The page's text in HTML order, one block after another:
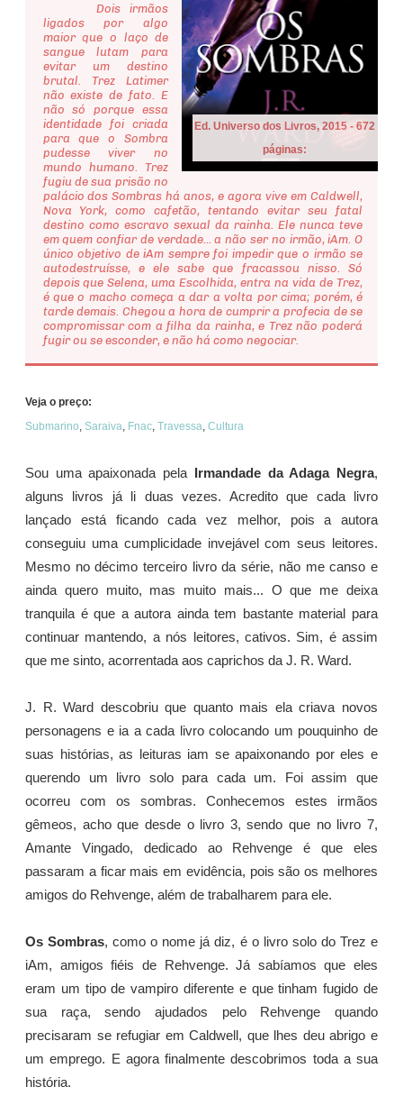
Ed. Universo dos Livros, 2015 - 672
páginas:
Dois irmãos
ligados por algo
maior que o laço de
sangue lutam para
evitar um destino
brutal. Trez Latimer
não existe de fato. E
não só porque essa
identidade foi criada
para que o Sombra
pudesse viver no
mundo humano. Trez
fugiu de sua prisão no
palácio dos Sombras há anos, e agora vive em Caldwell,
Nova York, como cafetão, tentando evitar seu fatal
destino como escravo sexual da rainha. Ele nunca teve
em quem confiar de verdade... a não ser no irmão, iAm. O
único objetivo de iAm sempre foi impedir que o irmão se
autodestruísse, e ele sabe que fracassou nisso. Só
depois que Selena, uma Escolhida, entra na vida de Trez,
é que o macho começa a dar a volta por cima; porém, é
tarde demais. Chegou a hora de cumprir a profecia de se
compromissar com a filha da rainha, e Trez não poderá
fugir ou se esconder, e não há como negociar.
Veja o preço:
Submarino Saraiva Fnac Travessa Cultura
Sou uma apaixonada pela Irmandade da Adaga Negra,
alguns livros já li duas vezes. Acredito que cada livro
lançado está ficando cada vez melhor, pois a autora
conseguiu uma cumplicidade invejável com seus leitores.
Mesmo no décimo terceiro livro da série, não me canso e
ainda quero muito, mas muito mais... O que me deixa
tranquila é que a autora ainda tem bastante material para
continuar mantendo, a nós leitores, cativos. Sim, é assim
que me sinto, acorrentada aos caprichos da J. R. Ward.
J. R. Ward descobriu que quanto mais ela criava novos
personagens e ia a cada livro colocando um pouquinho de
suas histórias, as leituras iam se apaixonando por eles e
querendo um livro solo para cada um. Foi assim que
ocorreu com os sombras. Conhecemos estes irmãos
gêmeos, acho que desde o livro 3, sendo que no livro 7,
Amante Vingado, dedicado ao Rehvenge é que eles
passaram a ficar mais em evidência, pois são os melhores
amigos do Rehvenge, além de trabalharem para ele.
Os Sombras, como o nome já diz, é o livro solo do Trez e
iAm, amigos fiéis de Rehvenge. Já sabíamos que eles
eram um tipo de vampiro diferente e que tinham fugido de
sua raça, sendo ajudados pelo Rehvenge quando
precisaram se refugiar em Caldwell, que lhes deu abrigo e
um emprego. E agora finalmente descobrimos toda a sua
história.